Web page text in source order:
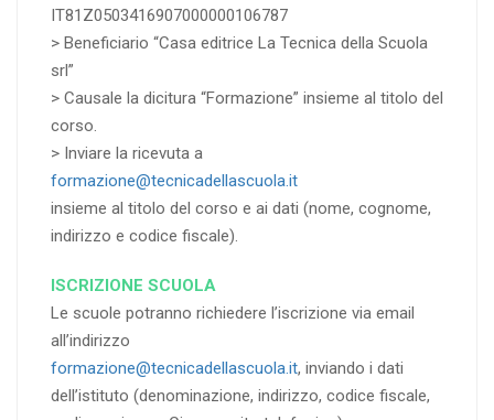
IT81Z0503416907000000106787
> Beneficiario “Casa editrice La Tecnica della Scuola
srl”
> Causale la dicitura “Formazione” insieme al titolo del
corso.
> Inviare la ricevuta a
formazione@tecnicadellascuola.it
insieme al titolo del corso e ai dati (nome, cognome,
indirizzo e codice fiscale).
ISCRIZIONE SCUOLA
Le scuole potranno richiedere l’iscrizione via email
all’indirizzo
formazione@tecnicadellascuola.it, inviando i dati
dell’istituto (denominazione, indirizzo, codice fiscale,